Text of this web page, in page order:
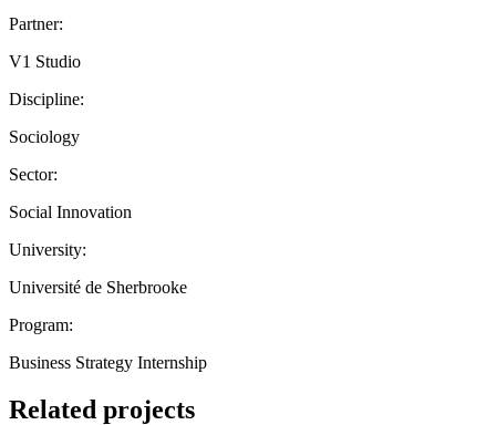
Partner:
V1 Studio
Discipline:
Sociology
Sector:
Social Innovation
University:
Université de Sherbrooke
Program:
Business Strategy Internship
Related projects